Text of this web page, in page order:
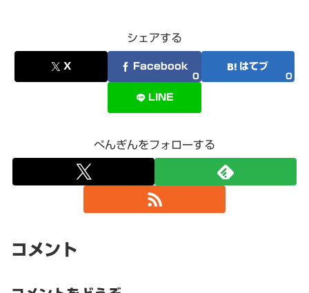
シェアする
X Facebook
0
はてブ
0
LINE
ぺんぎんをフォローする
コメント